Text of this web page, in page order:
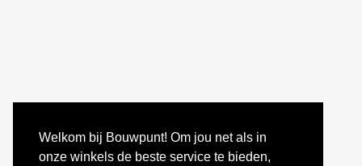
Welkom bij Bouwpunt! Om jou net als in
onze winkels de beste service te bieden,